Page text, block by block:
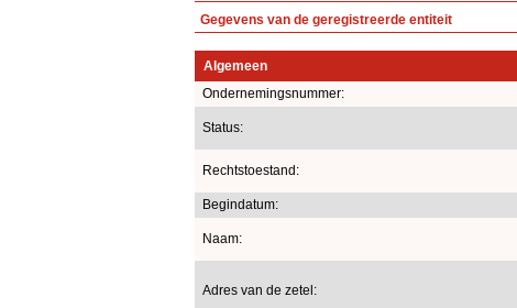
Gegevens van de geregistreerde entiteit
Algemeen
Ondernemingsnummer:
Status:
Rechtstoestand:
Begindatum:
Naam:
Adres van de zetel: